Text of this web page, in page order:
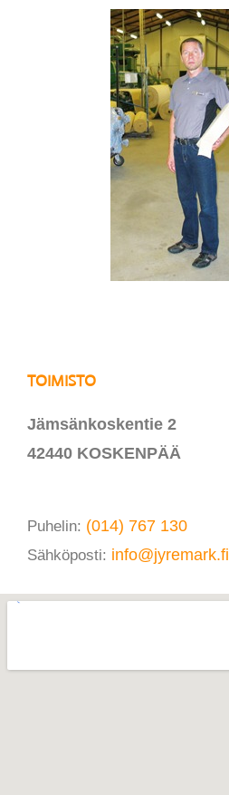
TOIMISTO
Jämsänkoskentie 2
42440 KOSKENPÄÄ
Puhelin: (014) 767 130
Sähköposti: info@jyremark.fi